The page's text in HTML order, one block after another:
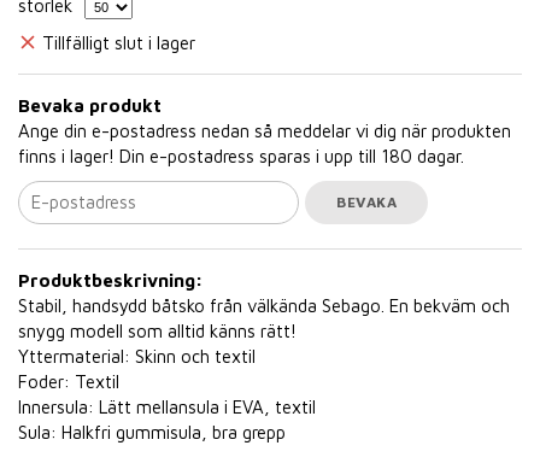
storlek
Tillfälligt slut i lager
Bevaka produkt
Ange din e-postadress nedan så meddelar vi dig när produkten
finns i lager! Din e-postadress sparas i upp till 180 dagar.
BEVAKA
Produktbeskrivning:
Stabil, handsydd båtsko från välkända Sebago. En bekväm och
snygg modell som alltid känns rätt!
Yttermaterial: Skinn och textil
Foder: Textil
Innersula: Lätt mellansula i EVA, textil
Sula: Halkfri gummisula, bra grepp